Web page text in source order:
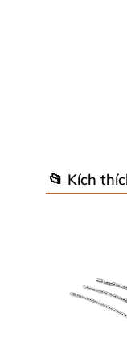
📂 Kích